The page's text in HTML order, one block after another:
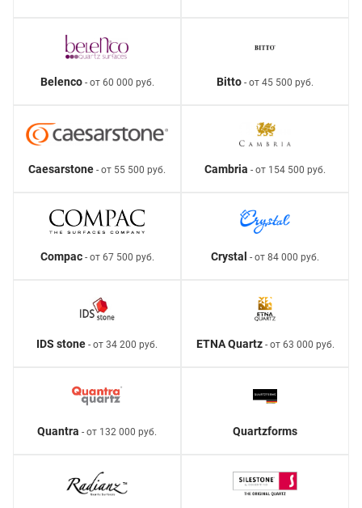
Belenco- от 60 000 руб. Bitto - от 45 500 руб.
Caesarstone - от 55 500 руб. Cambria - от 154 500 руб.
Compac- от 67 500 руб. Crystal - от 84 000 руб.
IDS stone - от 34 200 руб. ETNA Quartz- от 63 000 руб.
Quantra - от 132 000 руб. Quartzforms